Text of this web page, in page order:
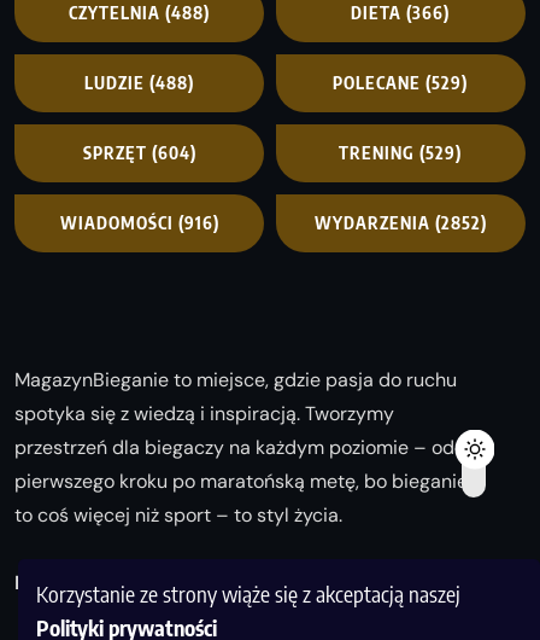
Korzystanie ze strony wiąże się z akceptacją naszej
Polityki prywatności
CZYTELNIA (488) DIETA (366)
LUDZIE (488) POLECANE (529)
SPRZĘT (604) TRENING (529)
WIADOMOŚCI (916) WYDARZENIA (2852)
MagazynBieganie to miejsce, gdzie pasja do ruchu
spotyka się z wiedzą i inspiracją. Tworzymy
przestrzeń dla biegaczy na każdym poziomie – od
pierwszego kroku po maratońską metę, bo bieganie
to coś więcej niż sport – to styl życia.
Biegaj z nami i odkrywaj swoją najlepszą wersję!